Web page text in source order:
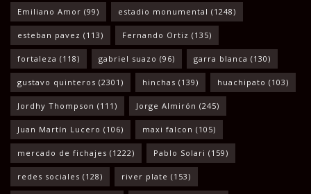
Emiliano Amor (99) estadio monumental (1248)
esteban pavez (113) Fernando Ortiz (135)
fortaleza (118) gabriel suazo (96) garra blanca (130)
gustavo quinteros (2301) hinchas (139) huachipato (103)
Jordhy Thompson (111) Jorge Almirón (245)
Juan Martín Lucero (106) maxi falcon (105)
mercado de fichajes (1222) Pablo Solari (159)
redes sociales (128) river plate (153)